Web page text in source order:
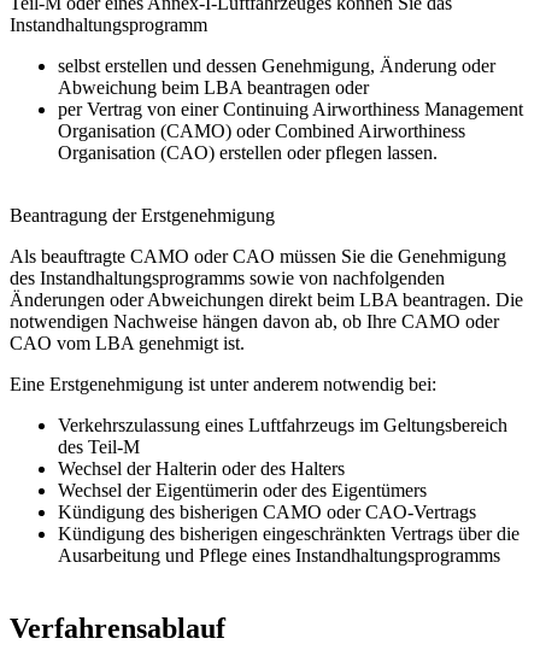
Instandhaltungsprogramm
selbst erstellen und dessen Genehmigung, Änderung oder
Abweichung beim LBA beantragen oder
per Vertrag von einer Continuing Airworthiness Management
Organisation (CAMO) oder Combined Airworthiness
Organisation (CAO) erstellen oder pflegen lassen.
Beantragung der Erstgenehmigung
Als beauftragte CAMO oder CAO müssen Sie die Genehmigung
des Instandhaltungsprogramms sowie von nachfolgenden
Änderungen oder Abweichungen direkt beim LBA beantragen. Die
notwendigen Nachweise hängen davon ab, ob Ihre CAMO oder
CAO vom LBA genehmigt ist.
Eine Erstgenehmigung ist unter anderem notwendig bei:
Verkehrszulassung eines Luftfahrzeugs im Geltungsbereich
des Teil-M
Wechsel der Halterin oder des Halters
Wechsel der Eigentümerin oder des Eigentümers
Kündigung des bisherigen CAMO oder CAO-Vertrags
Kündigung des bisherigen eingeschränkten Vertrags über die
Ausarbeitung und Pflege eines Instandhaltungsprogramms
Verfahrensablauf